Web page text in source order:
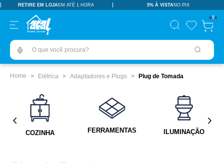
RETIRE EM LOJAEM ATÉ 1 HORA 5% À VISTANO PIX
0
O que você procura?
Elétrica Adaptadores e Plugs Plug de Tomada
COZINHA FERRAMENTAS ILUMINAÇÃO
TERMOS MAIS BUSCADOS
pisos revestimentos
º ceramica
revestimento
6 pia